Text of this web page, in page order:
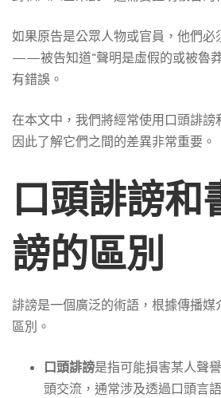
如果原告是公眾人物或官員，他們必
——被告知道“聲明是虛假的或被魯
有錯誤。
在本文中，我們將經常使用口頭誹謗
因此了解它們之間的差異非常重要。
口頭誹謗和
謗的區別
誹謗是一個廣泛的術語，根據傳播媒
區別。
口頭誹謗是指可能損害某人聲
頭交流，通常涉及透過口頭言